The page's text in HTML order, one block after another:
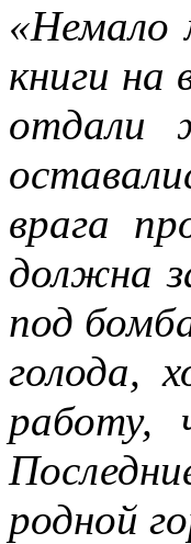
«Немало
книги на
отдали
врага
должна
под
голода,
работу,
родной